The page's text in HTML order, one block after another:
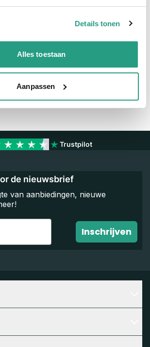
Details tonen
Alles toestaan
Aanpassen
Trustpilot
de nieuwsbrief
van aanbiedingen, nieuwe
Inschrijven